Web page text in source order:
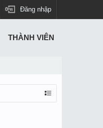
Đăng nhập
THÀNH VIÊN